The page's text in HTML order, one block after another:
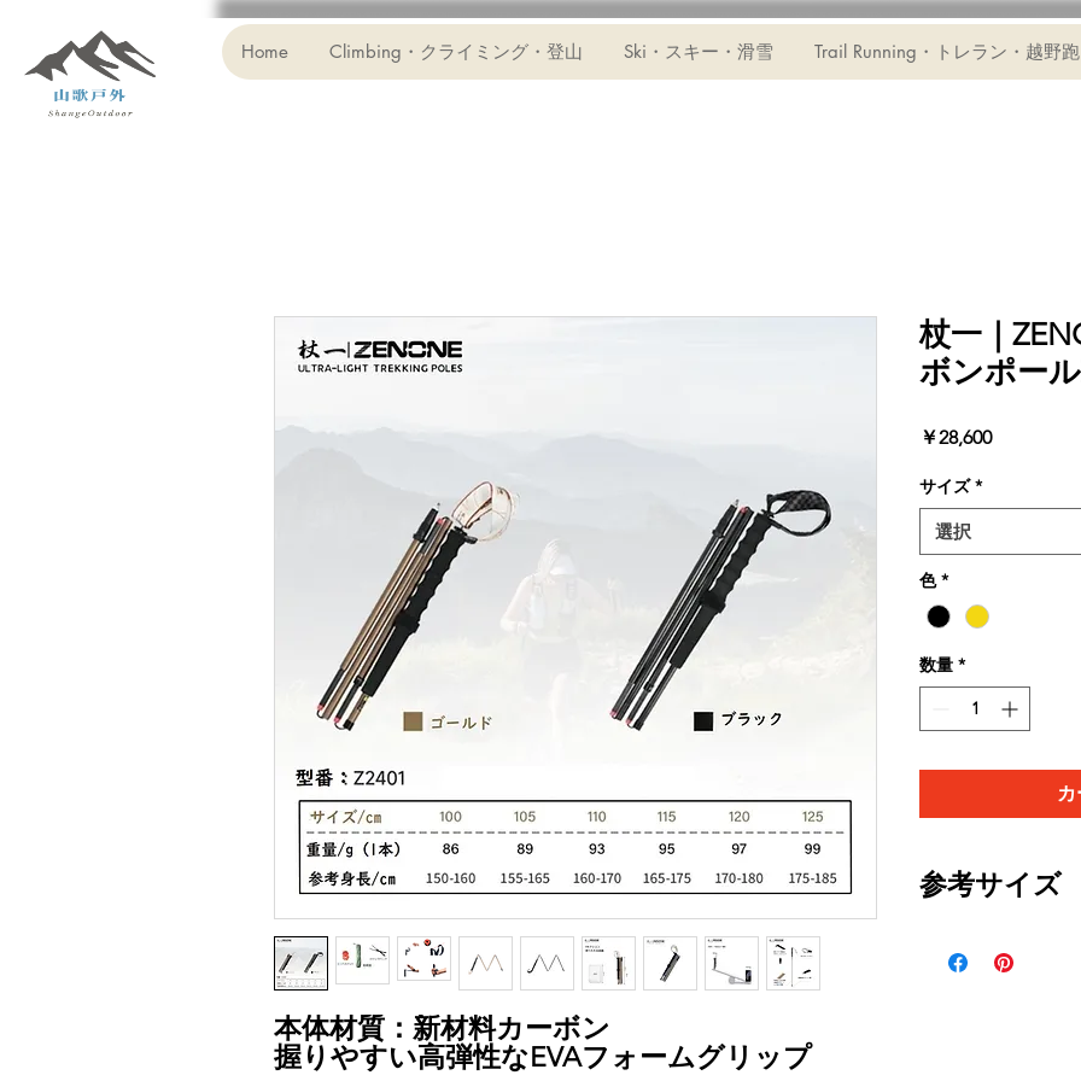
Home Climbing・クライミング・登山 Ski・スキー・滑雪 Trail Running・トレラン・越野跑
本体材質：新材料カーボン
握りやすい高弾性なEVAフォームグリップ
杖一｜
ボンポー
￥28,600価
サイズ *
選択
色 *
数量 *
カ
参考サイズ
身長 160-170cm：